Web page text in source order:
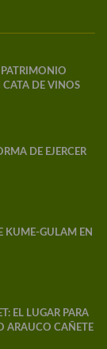
DE VINOS
DE EJERCER
KUME-GULAM EN
EL LUGAR PARA
ARAUCO CAÑETE